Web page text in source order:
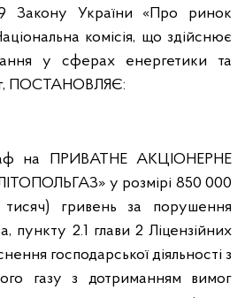
Закону України «Про ринок
комісія, що здійснює
у сферах енергетики та
ПОСТАНОВЛЯЄ:
на ПРИВАТНЕ АКЦІОНЕРНЕ
у розмірі 850 000
тисяч) гривень за порушення
пункту 2.1 глави 2 Ліцензійних
господарської діяльності з
газу з дотриманням вимог